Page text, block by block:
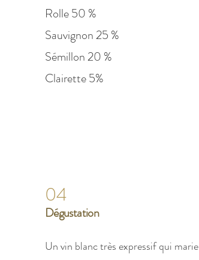
Rolle 50 %
Sauvignon 25 %
Sémillon 20 %
Clairette 5%
04
Dégustation
Un vin blanc très expressif qui marie